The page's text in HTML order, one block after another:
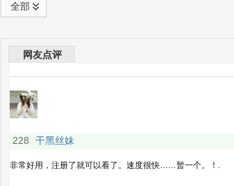
全部
网友点评